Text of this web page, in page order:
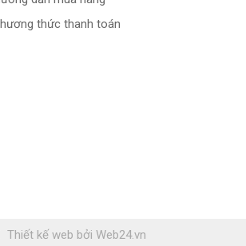
thức thanh toán
Thiết kế web bởi Web24.vn